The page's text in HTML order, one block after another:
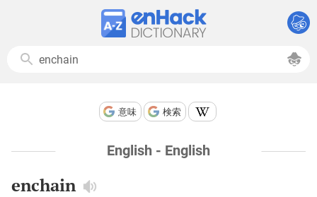
意味 検索
English - English
enchain